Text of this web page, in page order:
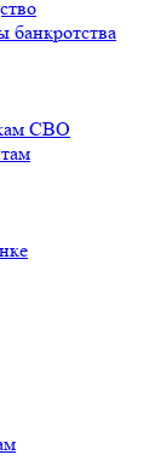
банкротства
СВО